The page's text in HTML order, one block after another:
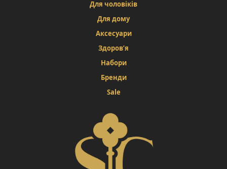
Для чоловіків
Для дому
Аксесуари
Здоров’я
Набори
Бренди
Sale